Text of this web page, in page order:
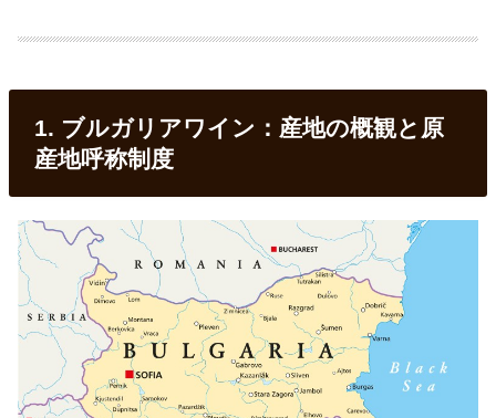
1. ブルガリアワイン：産地の概観と原
産地呼称制度